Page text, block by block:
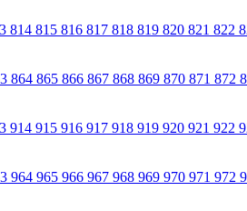
814 815 816 817 818 819 820 821 822
864 865 866 867 868 869 870 871 872
914 915 916 917 918 919 920 921 922
964 965 966 967 968 969 970 971 972